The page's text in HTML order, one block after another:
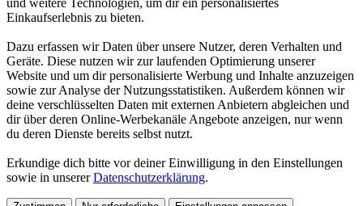
und weitere Technologien, um dir ein personalisiertes
Einkaufserlebnis zu bieten.
Dazu erfassen wir Daten über unsere Nutzer, deren Verhalten und
Geräte. Diese nutzen wir zur laufenden Optimierung unserer
Website und um dir personalisierte Werbung und Inhalte anzuzeigen
sowie zur Analyse der Nutzungsstatistiken. Außerdem können wir
deine verschlüsselten Daten mit externen Anbietern abgleichen und
dir über deren Online-Werbekanäle Angebote anzeigen, nur wenn
du deren Dienste bereits selbst nutzt.
Erkundige dich bitte vor deiner Einwilligung in den Einstellungen
sowie in unsererDatenschutzerklärung.